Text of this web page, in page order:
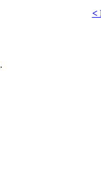
<
.